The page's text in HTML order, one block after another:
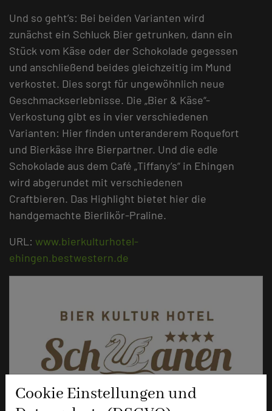
Cookie Einstellungen und
Und so geht’s: Bei beiden Varianten wird
zunächst ein Schluck Bier getrunken, dann ein
Stück vom Käse oder der Schokolade gegessen
und anschließend beides gleichzeitig im Mund
verkostet. Dies sorgt für ungewöhnlich neue
Geschmackserlebnisse. Die „Bier & Käse“-
Verkostung gibt es in vier verschiedenen
Varianten: Hier finden unteranderem Roquefort
und Bierkäse ihre Bierpartner. Und die edle
Schokolade aus dem Café „Tiffany’s“ in Ehingen
wird abgerundet mit verschiedenen
Craftbieren. Das Highlight bietet hier die
handgemachte Bierlikör-Praline.
URL: www.bierkulturhotel-
ehingen.bestwestern.de